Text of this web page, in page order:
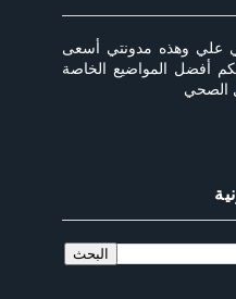
علي وهذه مدونتي أسعى
أفضل المواضيع الخاصة
الصحي